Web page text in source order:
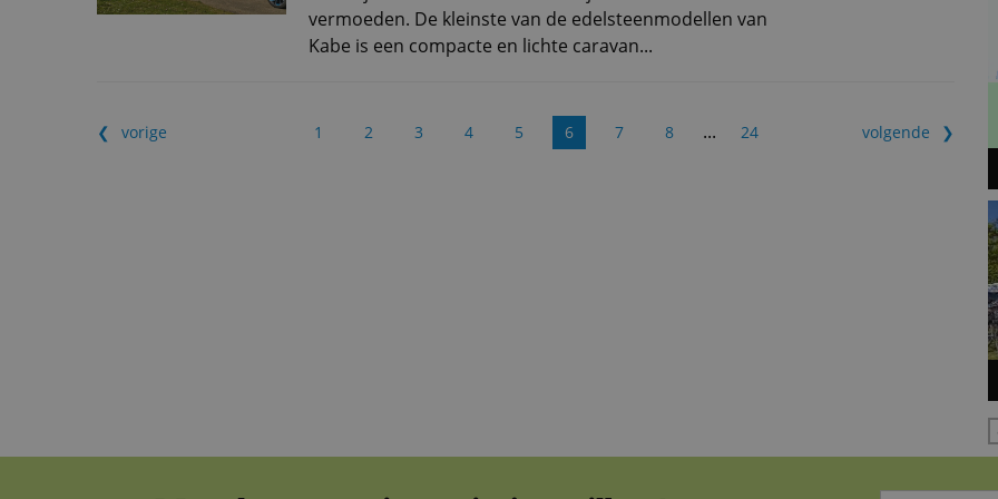
vermoeden. De kleinste van de edelsteenmodellen van
Kabe is een compacte en lichte caravan...
vorige 1 2 3 4 5 6 7 8 ... 24 volgende